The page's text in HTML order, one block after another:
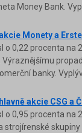
Money Bank.
Monety a Erste
o 0,22 procenta na
Výraznějšímu
banky.
akcie CSG a
o 0,95 procenta na
skupiny